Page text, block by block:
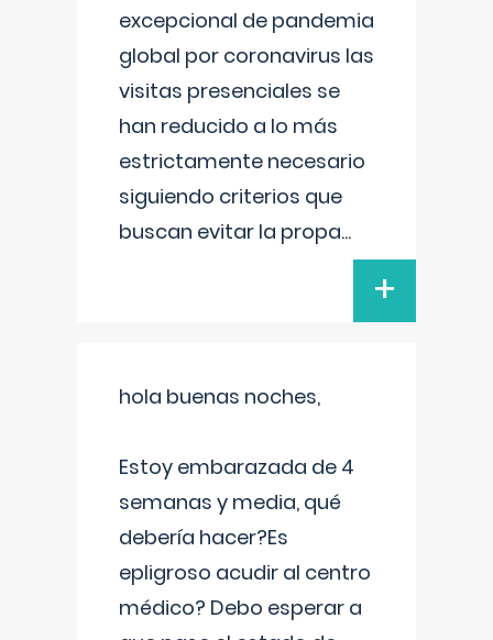
excepcional de pandemia
global por coronavirus las
visitas presenciales se
han reducido a lo más
estrictamente necesario
siguiendo criterios que
buscan evitar la propa...
+
hola buenas noches,
Estoy embarazada de 4
semanas y media, qué
debería hacer?Es
epligroso acudir al centro
médico? Debo esperar a